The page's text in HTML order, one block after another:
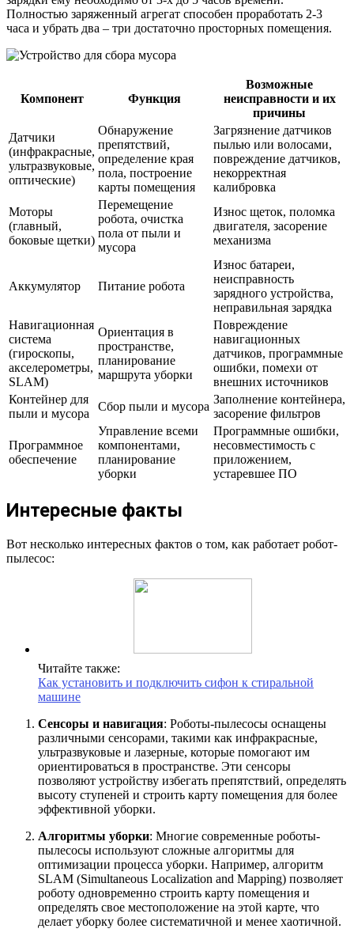
Полностью заряженный агрегат способен проработать 2-3
часа и убрать два – три достаточно просторных помещения.
Компонент Функция
Возможные
неисправности и их
причины
Датчики
(инфракрасные,
ультразвуковые,
оптические)
Обнаружение
препятствий,
определение края
пола, построение
карты помещения
Загрязнение датчиков
пылью или волосами,
повреждение датчиков,
некорректная
калибровка
Моторы
(главный,
боковые щетки)
Перемещение
робота, очистка
пола от пыли и
мусора
Износ щеток, поломка
двигателя, засорение
механизма
Аккумулятор Питание робота
Износ батареи,
неисправность
зарядного устройства,
неправильная зарядка
Навигационная
система
(гироскопы,
акселерометры,
SLAM)
Ориентация в
пространстве,
планирование
маршрута уборки
Повреждение
навигационных
датчиков, программные
ошибки, помехи от
внешних источников
Контейнер для
пыли и мусора
Сбор пыли и мусора
Заполнение контейнера,
засорение фильтров
Программное
обеспечение
Управление всеми
компонентами,
планирование
уборки
Программные ошибки,
несовместимость с
приложением,
устаревшее ПО
Интересные факты
Вот несколько интересных фактов о том, как работает робот-
пылесос:
Читайте также:
Как установить и подключить сифон к стиральной
машине
Сенсоры и навигация: Роботы-пылесосы оснащены
различными сенсорами, такими как инфракрасные,
ультразвуковые и лазерные, которые помогают им
ориентироваться в пространстве. Эти сенсоры
позволяют устройству избегать препятствий, определять
высоту ступеней и строить карту помещения для более
эффективной уборки.
Алгоритмы уборки: Многие современные роботы-
пылесосы используют сложные алгоритмы для
оптимизации процесса уборки. Например, алгоритм
SLAM (Simultaneous Localization and Mapping) позволяет
роботу одновременно строить карту помещения и
определять свое местоположение на этой карте, что
делает уборку более систематичной и менее хаотичной.